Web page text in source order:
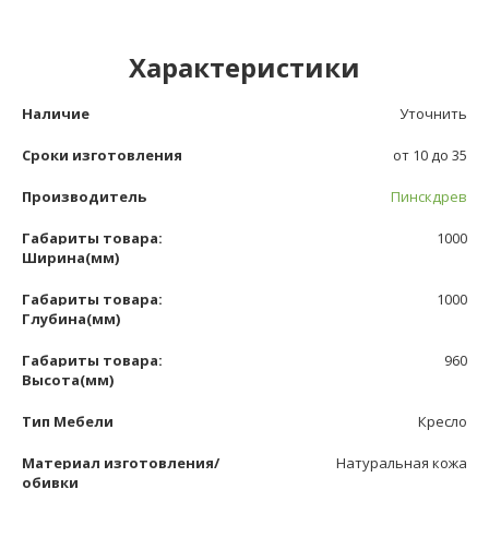
Характеристики
Наличие Уточнить
Сроки изготовления от 10 до 35
Производитель Пинскдрев
Габариты товара:
Ширина(мм)
1000
Габариты товара:
Глубина(мм)
1000
Габариты товара:
Высота(мм)
960
Тип Мебели Кресло
Материал изготовления/
обивки
Натуральная кожа